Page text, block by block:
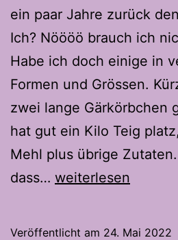
ein paar Jahre zurück
Ich? Nöööö brauch ich
Habe ich doch einige in
Formen und Grössen.
zwei lange Gärkörbchen
hat gut ein Kilo Teig
Mehl plus übrige
dass… Easy
weiterlesen
Veröffentlicht am 24. Mai 2022